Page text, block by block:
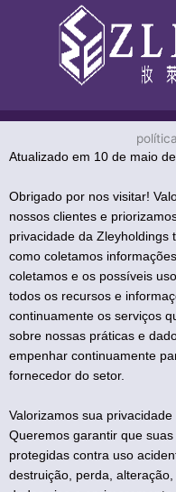
Lar-política de Privacidade
Atualizado em 10 de maio
Obrigado por nos visitar!
nossos clientes e
privacidade da Zleyholdings
como coletamos
coletamos e os possíveis
todos os recursos e
continuamente os serviços
sobre nossas práticas e
empenhar continuamente
fornecedor do setor.
Valorizamos sua
Queremos garantir que
protegidas contra uso
destruição, perda,